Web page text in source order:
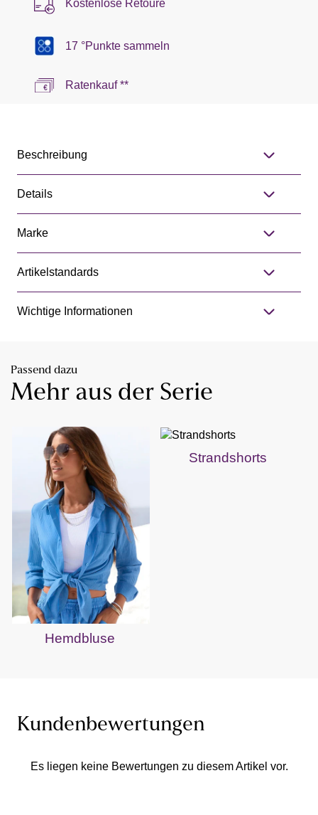
Kostenlose Retoure
17 °Punkte sammeln
Ratenkauf **
Beschreibung
Details
Marke
Artikelstandards
Wichtige Informationen
Passend dazu
Mehr aus der Serie
Hemdbluse
Strandshorts
Kundenbewertungen
Es liegen keine Bewertungen zu diesem Artikel vor.